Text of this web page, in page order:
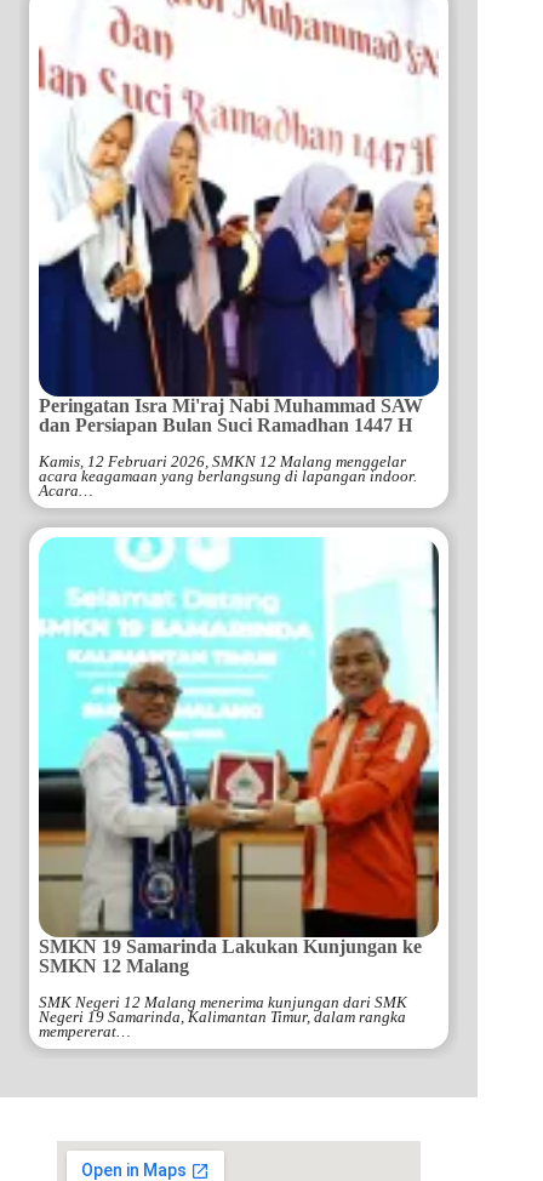
Peringatan Isra Mi'raj Nabi Muhammad SAW
dan Persiapan Bulan Suci Ramadhan 1447 H
Kamis, 12 Februari 2026, SMKN 12 Malang menggelar
acara keagamaan yang berlangsung di lapangan indoor.
Acara…
SMKN 19 Samarinda Lakukan Kunjungan ke
SMKN 12 Malang
SMK Negeri 12 Malang menerima kunjungan dari SMK
Negeri 19 Samarinda, Kalimantan Timur, dalam rangka
mempererat…